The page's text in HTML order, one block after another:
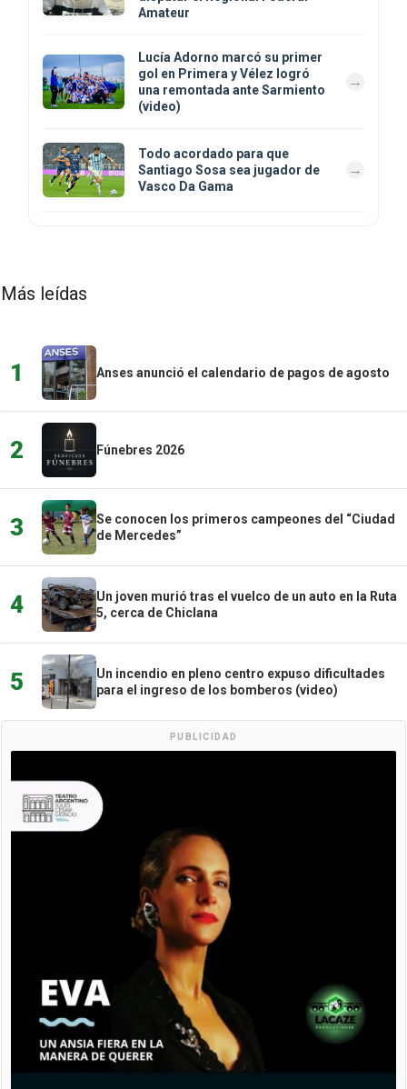
Amateur
Lucía Adorno marcó su primer
gol en Primera y Vélez logró
una remontada ante Sarmiento
(video)
Todo acordado para que
Santiago Sosa sea jugador de
Vasco Da Gama
Más leídas
1 Anses anunció el calendario de pagos de agosto
2 Fúnebres 2026
3
Se conocen los primeros campeones del “Ciudad
de Mercedes”
4
Un joven murió tras el vuelco de un auto en la Ruta
5, cerca de Chiclana
5
Un incendio en pleno centro expuso dificultades
para el ingreso de los bomberos (video)
PUBLICIDAD